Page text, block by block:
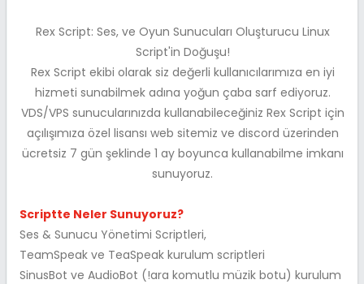
Rex Script: Ses, ve Oyun Sunucuları Oluşturucu Linux
Script'in Doğuşu!
Rex Script ekibi olarak siz değerli kullanıcılarımıza en iyi
hizmeti sunabilmek adına yoğun çaba sarf ediyoruz.
VDS/VPS sunucularınızda kullanabileceğiniz Rex Script için
açılışımıza özel lisansı web sitemiz ve discord üzerinden
ücretsiz 7 gün şeklinde 1 ay boyunca kullanabilme imkanı
sunuyoruz.
Scriptte Neler Sunuyoruz?
Ses & Sunucu Yönetimi Scriptleri,
TeamSpeak ve TeaSpeak kurulum scriptleri
SinusBot ve AudioBot (!ara komutlu müzik botu) kurulum